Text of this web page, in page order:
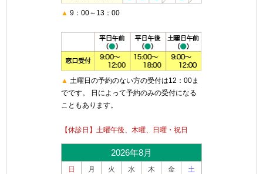
▲ 9：00～13：00
▲ 土曜日の予約のない方の受付は12：00ま
でです。 日によって予約のみの受付になる
こともあります。
【休診日】土曜午後、木曜、日曜・祝日
2026年8月
日 月 火 水 木 金
土